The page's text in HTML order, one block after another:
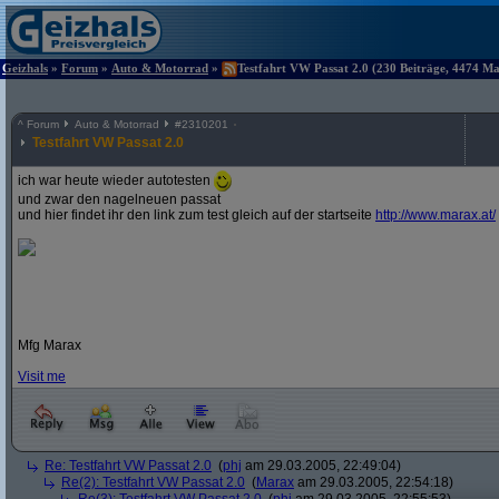
Geizhals » Forum » Auto & Motorrad » Testfahrt VW Passat 2.0 (230 Beiträge, 4474
^ Forum Auto & Motorrad #2310201
Testfahrt VW Passat 2.0
ich war heute wieder autotesten
und zwar den nagelneuen passat
und hier findet ihr den link zum test gleich auf der startseite http://www.marax.at/
Mfg Marax
Visit me
Re: Testfahrt VW Passat 2.0 (phj am 29.03.2005, 22:49:04)
Re(2): Testfahrt VW Passat 2.0 (Marax am 29.03.2005, 22:54:18)